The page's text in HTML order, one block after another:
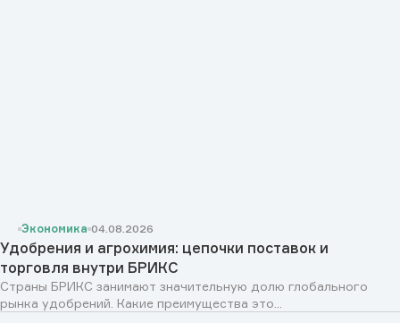
Экономика 04.08.2026
Удобрения и агрохимия: цепочки поставок и
торговля внутри БРИКС
Страны БРИКС занимают значительную долю глобального
рынка удобрений. Какие преимущества это...